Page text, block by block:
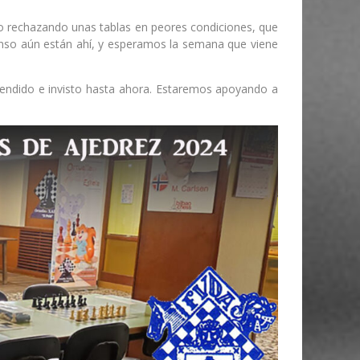
unas tablas en peores condiciones, que
aún están ahí, y esperamos la semana que viene
e invisto hasta ahora. Estaremos apoyando a